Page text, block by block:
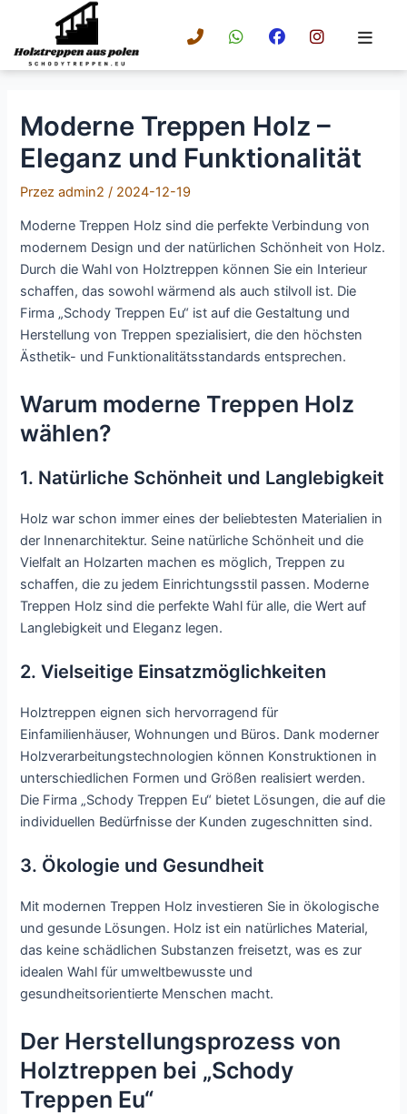
treści
Moderne Treppen Holz –
Eleganz und Funktionalität
Przezadmin2/ 2024-12-19
Moderne Treppen Holz sind die perfekte Verbindung von
modernem Design und der natürlichen Schönheit von Holz.
Durch die Wahl von Holztreppen können Sie ein Interieur
schaffen, das sowohl wärmend als auch stilvoll ist. Die
Firma „Schody Treppen Eu“ ist auf die Gestaltung und
Herstellung von Treppen spezialisiert, die den höchsten
Ästhetik- und Funktionalitätsstandards entsprechen.
Warum moderne Treppen Holz
wählen?
1. Natürliche Schönheit und Langlebigkeit
Holz war schon immer eines der beliebtesten Materialien in
der Innenarchitektur. Seine natürliche Schönheit und die
Vielfalt an Holzarten machen es möglich, Treppen zu
schaffen, die zu jedem Einrichtungsstil passen. Moderne
Treppen Holz sind die perfekte Wahl für alle, die Wert auf
Langlebigkeit und Eleganz legen.
2. Vielseitige Einsatzmöglichkeiten
Holztreppen eignen sich hervorragend für
Einfamilienhäuser, Wohnungen und Büros. Dank moderner
Holzverarbeitungstechnologien können Konstruktionen in
unterschiedlichen Formen und Größen realisiert werden.
Die Firma „Schody Treppen Eu“ bietet Lösungen, die auf die
individuellen Bedürfnisse der Kunden zugeschnitten sind.
3. Ökologie und Gesundheit
Mit modernen Treppen Holz investieren Sie in ökologische
und gesunde Lösungen. Holz ist ein natürliches Material,
das keine schädlichen Substanzen freisetzt, was es zur
idealen Wahl für umweltbewusste und
gesundheitsorientierte Menschen macht.
Der Herstellungsprozess von
Holztreppen bei „Schody
Treppen Eu“